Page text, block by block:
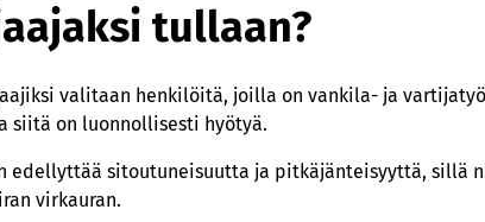
tullaan?
valitaan henkilöitä, joilla on vankila- ja
siitä on luonnollisesti hyötyä.
edellyttää sitoutuneisuutta ja pitkäjänteisyyttä, sillä
virkauran.